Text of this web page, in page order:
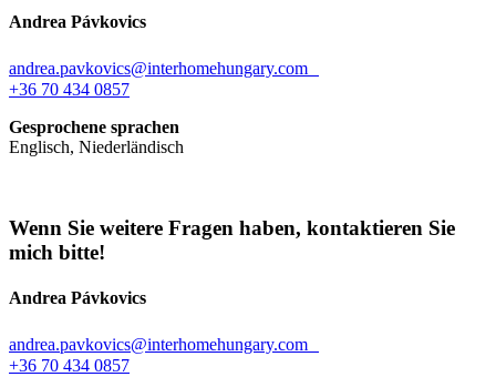
Andrea Pávkovics
andrea.pavkovics@interhomehungary.com
+36 70 434 0857
Gesprochene sprachen
Englisch, Niederländisch
Wenn Sie weitere Fragen haben, kontaktieren Sie
mich bitte!
Andrea Pávkovics
andrea.pavkovics@interhomehungary.com
+36 70 434 0857